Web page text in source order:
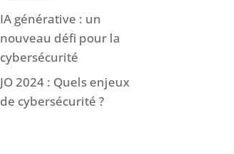
IA générative : un
nouveau défi pour la
cybersécurité
JO 2024 : Quels enjeux
de cybersécurité ?